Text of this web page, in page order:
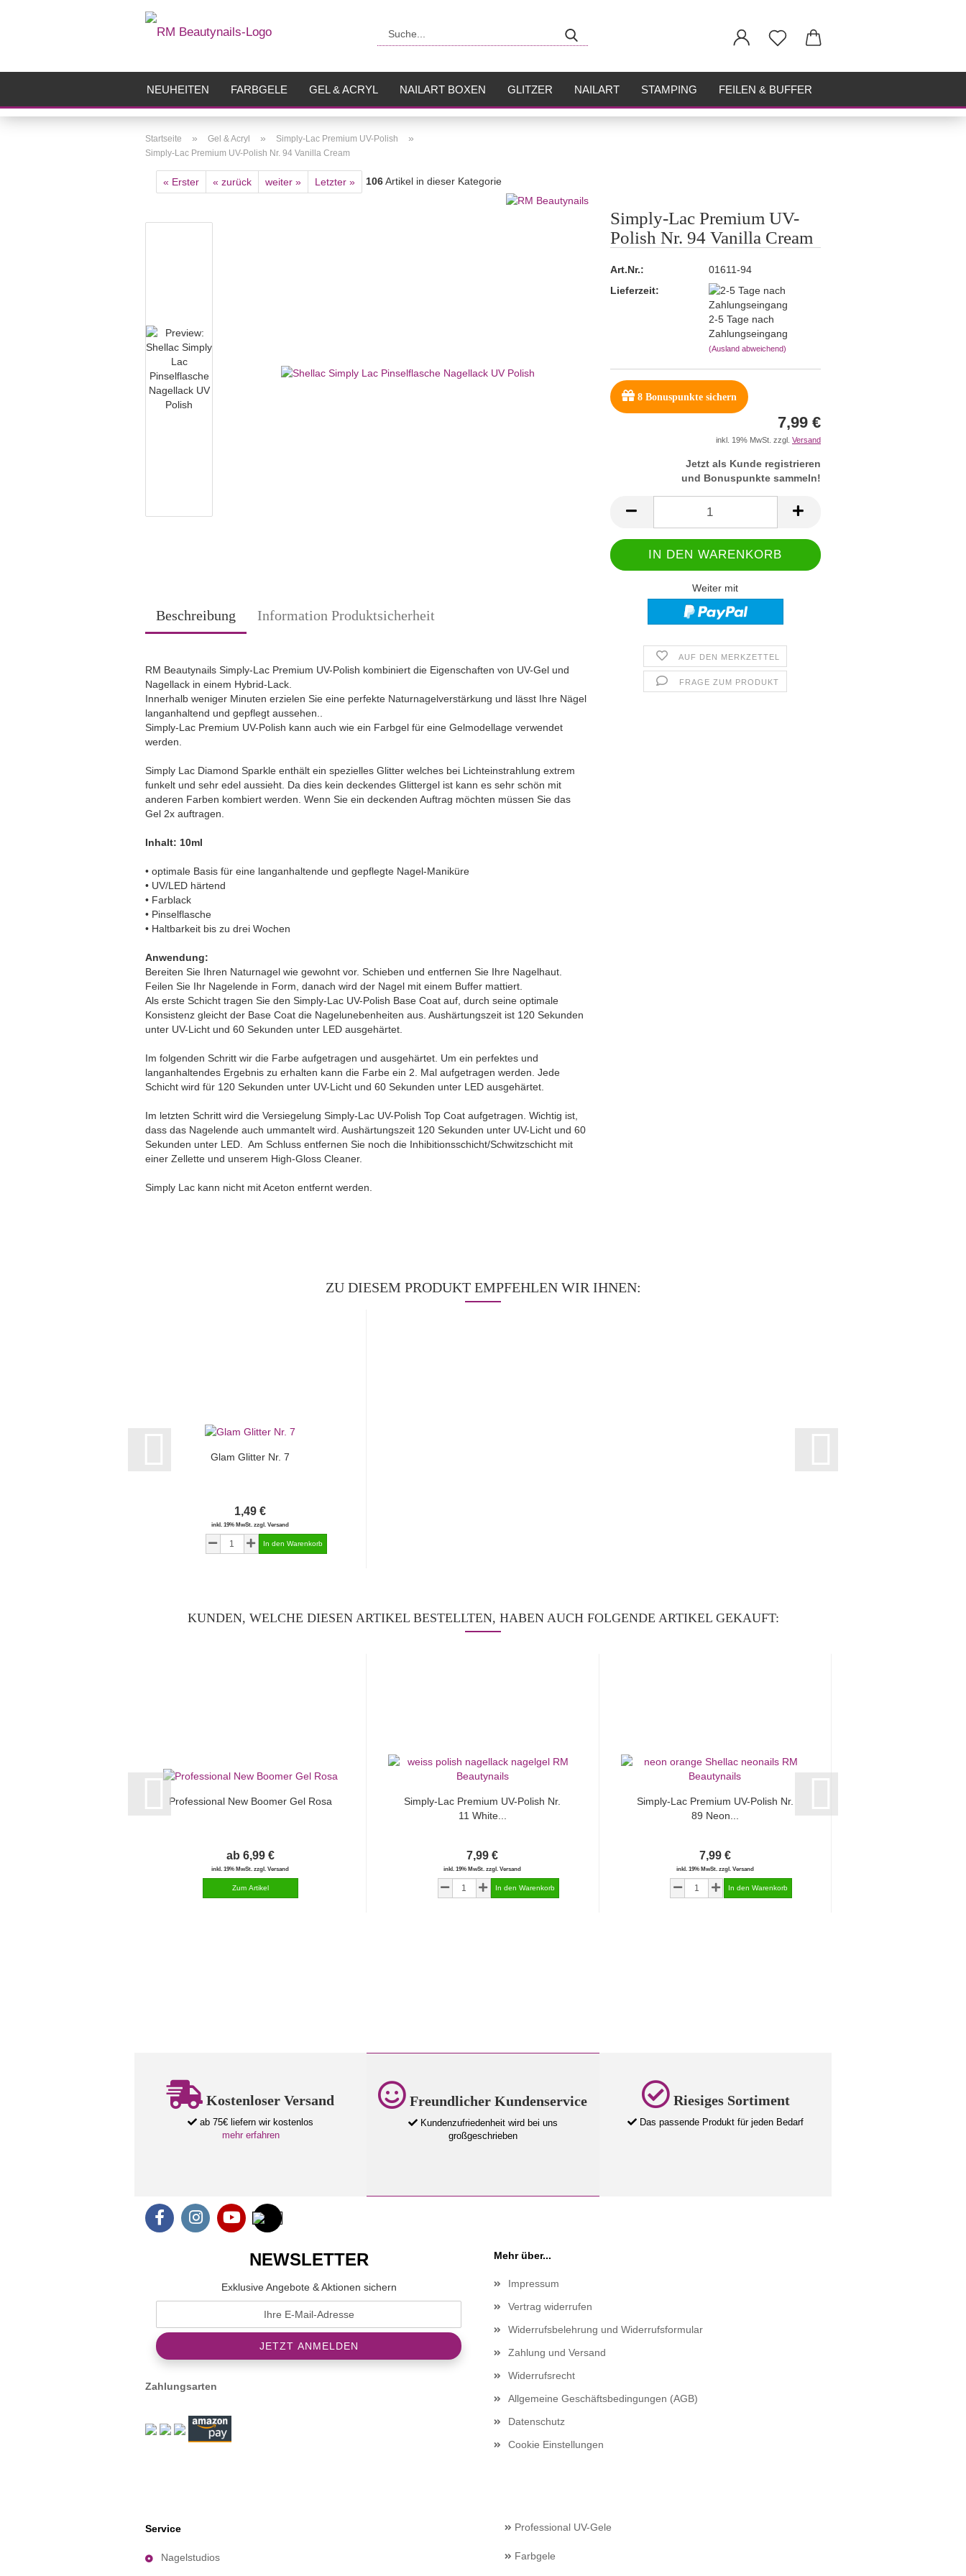
NEUHEITEN FARBGELE GEL & ACRYL NAILART BOXEN GLITZER NAILART STAMPING FEILEN & BUFFER
Startseite » Gel & Acryl » Simply-Lac Premium UV-Polish »
Simply-Lac Premium UV-Polish Nr. 94 Vanilla Cream
« Erster « zurück weiter » Letzter » 106Artikel in dieser Kategorie
Simply-Lac Premium UV-
Polish Nr. 94 Vanilla Cream
Art.Nr.:
01611-94
Lieferzeit:
2-5 Tage nach
Zahlungseingang
(Ausland abweichend)
8Bonuspunkte sichern
7,99 €
inkl. 19% MwSt. zzgl. Versand
Jetzt als Kunde registrieren
und Bonuspunkte sammeln!
Weiter mit
AUF DEN MERKZETTEL
FRAGE ZUM PRODUKT
Beschreibung Information Produktsicherheit
RM Beautynails Simply-Lac Premium UV-Polish kombiniert die Eigenschaften von UV-Gel und
Nagellack in einem Hybrid-Lack.
Innerhalb weniger Minuten erzielen Sie eine perfekte Naturnagelverstärkung und lässt Ihre Nägel
langanhaltend und gepflegt aussehen..
Simply-Lac Premium UV-Polish kann auch wie ein Farbgel für eine Gelmodellage verwendet
werden.
Simply Lac Diamond Sparkle enthält ein spezielles Glitter welches bei Lichteinstrahlung extrem
funkelt und sehr edel aussieht. Da dies kein deckendes Glittergel ist kann es sehr schön mit
anderen Farben kombiert werden. Wenn Sie ein deckenden Auftrag möchten müssen Sie das
Gel 2x auftragen.
Inhalt: 10ml
• optimale Basis für eine langanhaltende und gepflegte Nagel-Maniküre
• UV/LED härtend
• Farblack
• Pinselflasche
• Haltbarkeit bis zu drei Wochen
Anwendung:
Bereiten Sie Ihren Naturnagel wie gewohnt vor. Schieben und entfernen Sie Ihre Nagelhaut.
Feilen Sie Ihr Nagelende in Form, danach wird der Nagel mit einem Buffer mattiert.
Als erste Schicht tragen Sie den Simply-Lac UV-Polish Base Coat auf, durch seine optimale
Konsistenz gleicht der Base Coat die Nagelunebenheiten aus. Aushärtungszeit ist 120 Sekunden
unter UV-Licht und 60 Sekunden unter LED ausgehärtet.
Im folgenden Schritt wir die Farbe aufgetragen und ausgehärtet. Um ein perfektes und
langanhaltendes Ergebnis zu erhalten kann die Farbe ein 2. Mal aufgetragen werden. Jede
Schicht wird für 120 Sekunden unter UV-Licht und 60 Sekunden unter LED ausgehärtet.
Im letzten Schritt wird die Versiegelung Simply-Lac UV-Polish Top Coat aufgetragen. Wichtig ist,
dass das Nagelende auch ummantelt wird. Aushärtungszeit 120 Sekunden unter UV-Licht und 60
Sekunden unter LED. Am Schluss entfernen Sie noch die Inhibitionsschicht/Schwitzschicht mit
einer Zellette und unserem High-Gloss Cleaner.
Simply Lac kann nicht mit Aceton entfernt werden.
ZU DIESEM PRODUKT EMPFEHLEN WIR IHNEN:
Glam Glitter Nr. 7
1,49 €
inkl. 19% MwSt. zzgl. Versand
KUNDEN, WELCHE DIESEN ARTIKEL BESTELLTEN, HABEN AUCH FOLGENDE ARTIKEL GEKAUFT:
Professional New Boomer Gel Rosa
ab 6,99 €
inkl. 19% MwSt. zzgl. Versand
Simply-Lac Premium UV-Polish Nr.
11 White...
7,99 €
inkl. 19% MwSt. zzgl. Versand
Simply-Lac Premium UV-Polish Nr.
89 Neon...
7,99 €
inkl. 19% MwSt. zzgl. Versand
Kostenloser Versand
ab 75€ liefern wir kostenlos
mehr erfahren
Freundlicher Kundenservice
Kundenzufriedenheit wird bei uns
großgeschrieben
Riesiges Sortiment
Das passende Produkt für jeden Bedarf
NEWSLETTER
Exklusive Angebote & Aktionen sichern
Zahlungsarten
Mehr über...
Impressum
Vertrag widerrufen
Widerrufsbelehrung und Widerrufsformular
Zahlung und Versand
Widerrufsrecht
Allgemeine Geschäftsbedingungen (AGB)
Datenschutz
Cookie Einstellungen
Service
Nagelstudios
Professional UV-Gele
Farbgele